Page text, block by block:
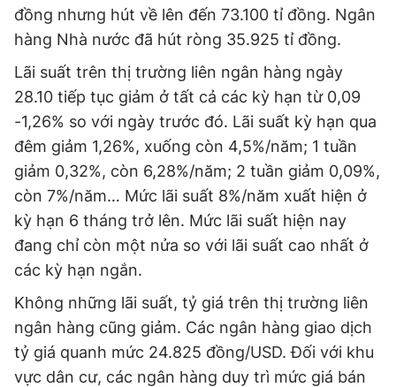
đồng nhưng hút về lên đến 73.100 tỉ đồng. Ngân
hàng Nhà nước đã hút ròng 35.925 tỉ đồng.
Lãi suất trên thị trường liên ngân hàng ngày
28.10 tiếp tục giảm ở tất cả các kỳ hạn từ 0,09
-1,26% so với ngày trước đó. Lãi suất kỳ hạn qua
đêm giảm 1,26%, xuống còn 4,5%/năm; 1 tuần
giảm 0,32%, còn 6,28%/năm; 2 tuần giảm 0,09%,
còn 7%/năm… Mức lãi suất 8%/năm xuất hiện ở
kỳ hạn 6 tháng trở lên. Mức lãi suất hiện nay
đang chỉ còn một nửa so với lãi suất cao nhất ở
các kỳ hạn ngắn.
Không những lãi suất, tỷ giá trên thị trường liên
ngân hàng cũng giảm. Các ngân hàng giao dịch
tỷ giá quanh mức 24.825 đồng/USD. Đối với khu
vực dân cư, các ngân hàng duy trì mức giá bán